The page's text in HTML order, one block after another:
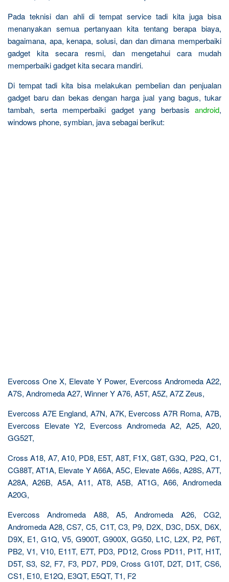
Pada teknisi dan ahli di tempat service tadi kita juga bisa
menanyakan semua pertanyaan kita tentang berapa biaya,
bagaimana, apa, kenapa, solusi, dan dan dimana memperbaiki
gadget kita secara resmi, dan mengetahui cara mudah
memperbaiki gadget kita secara mandiri.
Di tempat tadi kita bisa melakukan pembelian dan penjualan
gadget baru dan bekas dengan harga jual yang bagus, tukar
tambah, serta memperbaiki gadget yang berbasis android,
windows phone, symbian, java sebagai berikut:
Evercoss One X, Elevate Y Power, Evercoss Andromeda A22,
A7S, Andromeda A27, Winner Y A76, A5T, A5Z, A7Z Zeus,
Evercoss A7E England, A7N, A7K, Evercoss A7R Roma, A7B,
Evercoss Elevate Y2, Evercoss Andromeda A2, A25, A20,
GG52T,
Cross A18, A7, A10, PD8, E5T, A8T, F1X, G8T, G3Q, P2Q, C1,
CG88T, AT1A, Elevate Y A66A, A5C, Elevate A66s, A28S, A7T,
A28A, A26B, A5A, A11, AT8, A5B, AT1G, A66, Andromeda
A20G,
Evercoss Andromeda A88, A5, Andromeda A26, CG2,
Andromeda A28, CS7, C5, C1T, C3, P9, D2X, D3C, D5X, D6X,
D9X, E1, G1Q, V5, G900T, G900X, GG50, L1C, L2X, P2, P6T,
PB2, V1, V10, E11T, E7T, PD3, PD12, Cross PD11, P1T, H1T,
D5T, S3, S2, F7, F3, PD7, PD9, Cross G10T, D2T, D1T, CS6,
CS1, E10, E12Q, E3QT, E5QT, T1, F2